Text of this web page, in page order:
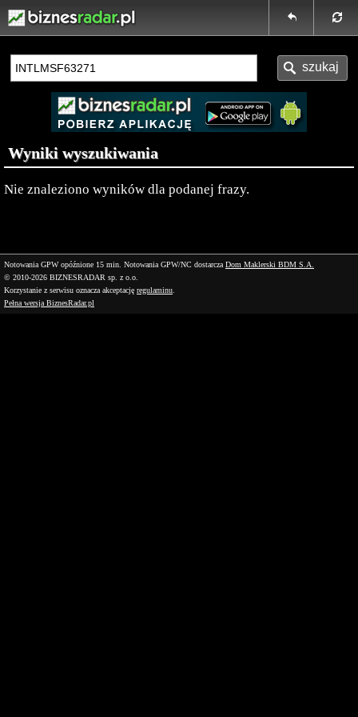
Wyniki wyszukiwania
Nie znaleziono wyników dla podanej frazy.
Notowania GPW opóźnione 15 min. Notowania GPW/NC dostarcza Dom Maklerski BDM S.A.
© 2010-2026 BIZNESRADAR sp. z o.o.
Korzystanie z serwisu oznacza akceptację regulaminu
Pełna wersja BiznesRadar.pl